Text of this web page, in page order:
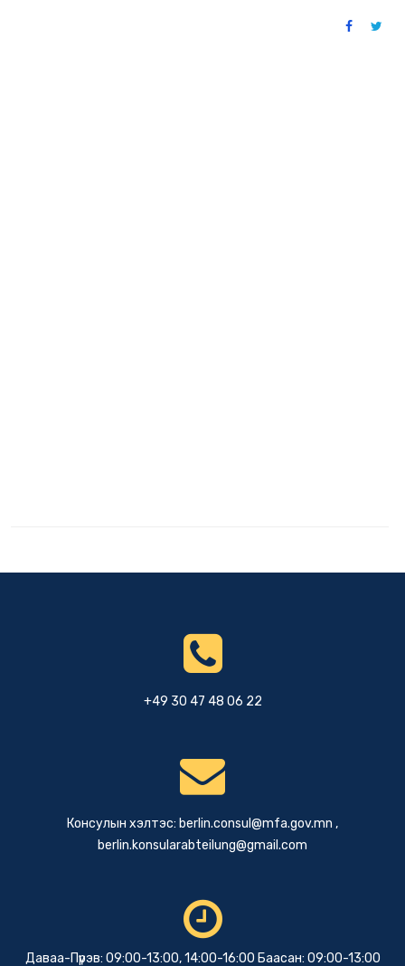
+49 30 47 48 06 22
Консулын хэлтэс: berlin.consul@mfa.gov.mn ,
berlin.konsularabteilung@gmail.com
Даваа-Пүрэв: 09:00-13:00, 14:00-16:00 Баасан: 09:00-13:00